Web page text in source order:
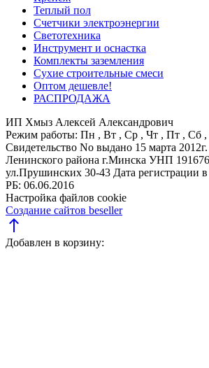
Теплый пол
Счетчики электроэнергии
Светотехника
Инструмент и оснастка
Комплекты заземления
Сухие строительные смеси
Оптом дешевле!
РАСПРОДАЖА
ИП Хмыз Алексей Александрович
Режим работы: Пн , Вт , Ср , Чт , Пт , Сб ,
Свидетельство No выдано 15 марта
Ленинского района г.Минска УНП
ул.Прушинских 30-43 Дата регистрации
РБ: 06.06.2016
Настройка файлов cookie
Создание сайтов beseller
north
Добавлен в корзину: